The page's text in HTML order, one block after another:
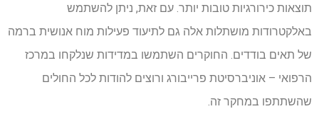
תוצאות כירורגיות טובות יותר. עם זאת, ניתן להשתמש
באלקטרודות מושתלות אלה גם לתיעוד פעילות מוח אנושית ברמה
של תאים בודדים. החוקרים השתמשו במדידות שנלקחו במרכז
הרפואי – אוניברסיטת פרייבורג ורוצים להודות לכל החולים
שהשתתפו במחקר זה.